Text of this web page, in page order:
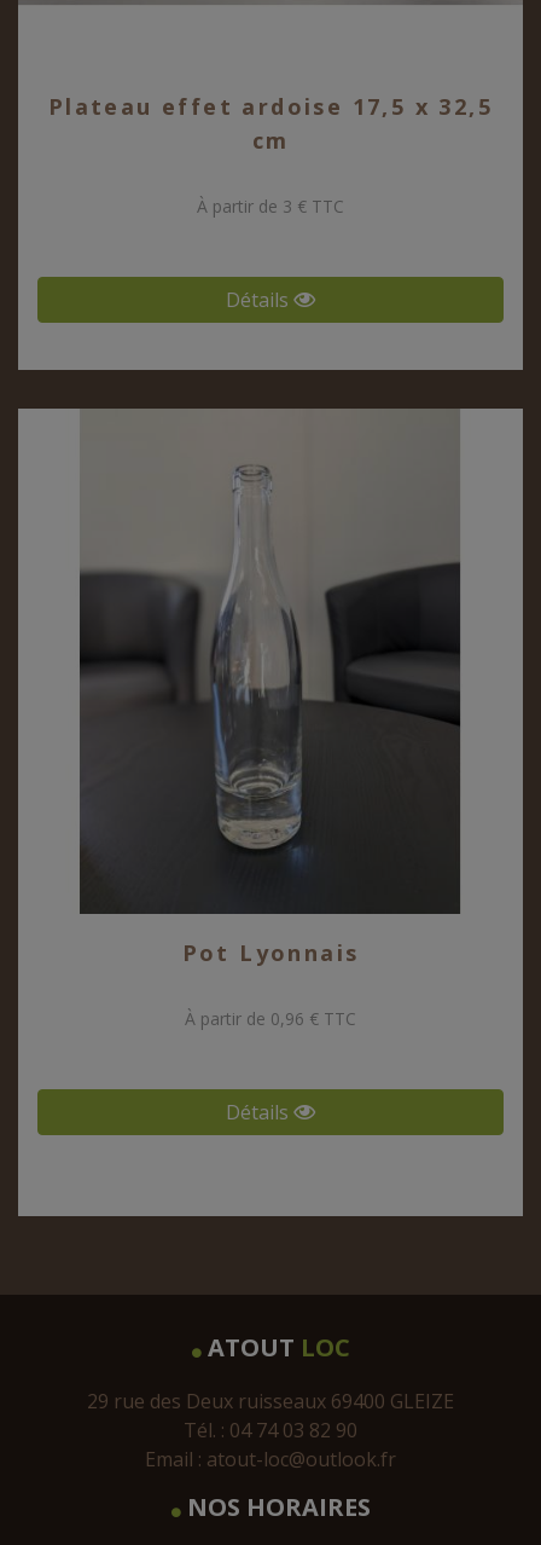
Plateau effet ardoise 17,5 x 32,5
cm
À partir de 3 € TTC
Détails
Pot Lyonnais
À partir de 0,96 € TTC
Détails
ATOUT LOC
29 rue des Deux ruisseaux 69400 GLEIZE
Tél. : 04 74 03 82 90
Email : atout-loc@outlook.fr
NOS HORAIRES